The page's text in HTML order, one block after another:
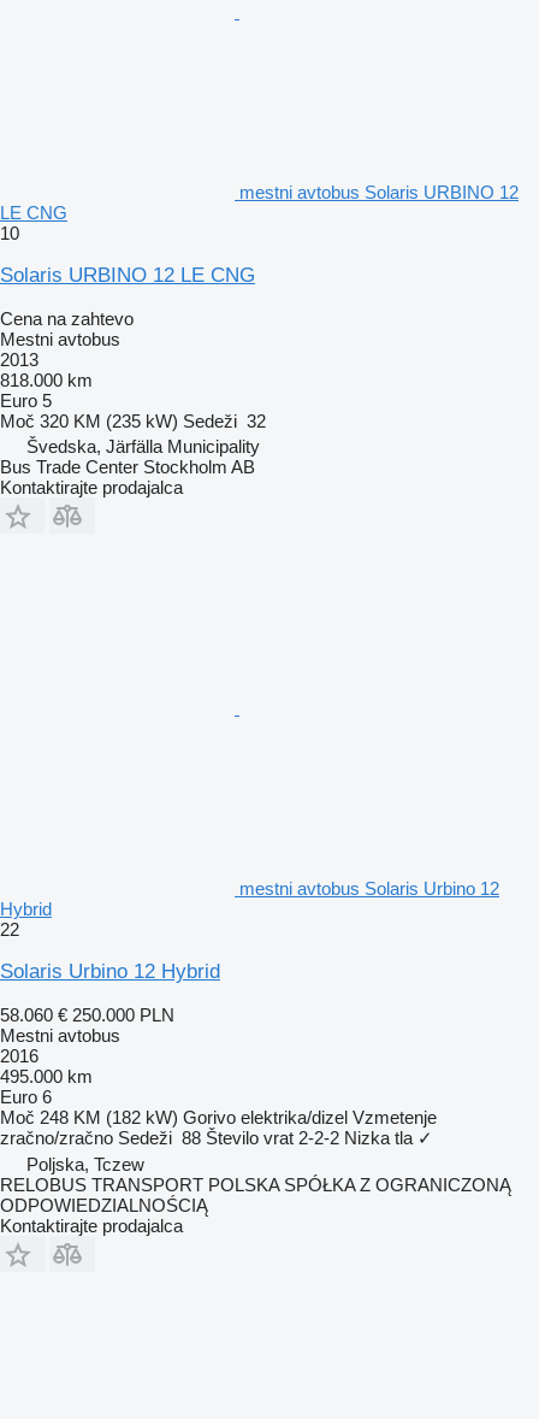
mestni avtobus Solaris URBINO 12
LE CNG
10
Solaris URBINO 12 LE CNG
Cena na zahtevo
Mestni avtobus
2013
818.000 km
Euro 5
Moč 320 KM (235 kW) Sedeži 32
Švedska, Järfälla Municipality
Bus Trade Center Stockholm AB
Kontaktirajte prodajalca
mestni avtobus Solaris Urbino 12
Hybrid
22
Solaris Urbino 12 Hybrid
58.060 € 250.000 PLN
Mestni avtobus
2016
495.000 km
Euro 6
Moč 248 KM (182 kW) Gorivo elektrika/dizel Vzmetenje
zračno/zračno Sedeži 88 Število vrat 2-2-2 Nizka tla ✓
Poljska, Tczew
RELOBUS TRANSPORT POLSKA SPÓŁKA Z OGRANICZONĄ
ODPOWIEDZIALNOŚCIĄ
Kontaktirajte prodajalca